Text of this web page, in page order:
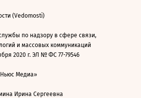
(Vedomosti)
по надзору в сфере связи,
и массовых коммуникаций
2020 г. ЭЛ № ФС 77-79546
Ньюс Медиа»
Ирина Сергеевна